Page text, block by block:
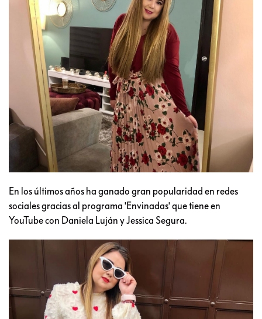
En los últimos años ha ganado gran popularidad en redes
sociales gracias al programa 'Envinadas' que tiene en
YouTube con Daniela Luján y Jessica Segura.